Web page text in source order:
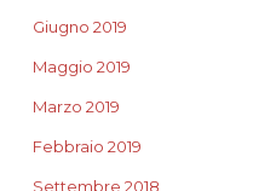
Giugno 2019
Maggio 2019
Marzo 2019
Febbraio 2019
Settembre 2018